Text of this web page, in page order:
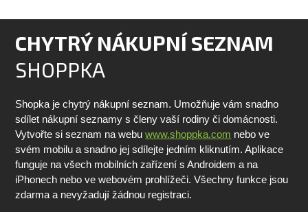
CHYTRÝ NÁKUPNÍ SEZNAM
SHOPPKA
Shopka je chytrý nákupní seznam. Umožňuje vám snadno
sdílet nákupní seznamy s členy vaší rodiny či domácnosti.
Vytvořte si seznam na webuwww.shoppka.com nebo ve
svém mobilu a snadno jej sdílejte jedním kliknutím. Aplikace
funguje na všech mobilních zařízení s Androidem a na
iPhonech nebo ve webovém prohlížeči. Všechny funkce jsou
zdarma a nevyžadují žádnou registraci.